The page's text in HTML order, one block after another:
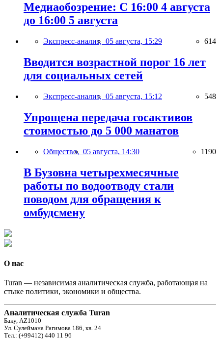
Медиаобозрение: С 16:00 4 августа
до 16:00 5 августа
Экспресс-анализ, 05 августа, 15:29 614
Вводится возрастной порог 16 лет
для социальных сетей
Экспресс-анализ, 05 августа, 15:12 548
Упрощена передача госактивов
стоимостью до 5 000 манатов
Общество, 05 августа, 14:30 1190
В Бузовна четырехмесячные
работы по водоотводу стали
поводом для обращения к
омбудсмену
О нас
Turan — независимая аналитическая служба, работающая на
стыке политики, экономики и общества.
Аналитическая служба Turan
Баку, AZ1010
Ул. Сулеймана Рагимова 186, кв. 24
Тел.: (+99412) 440 11 96